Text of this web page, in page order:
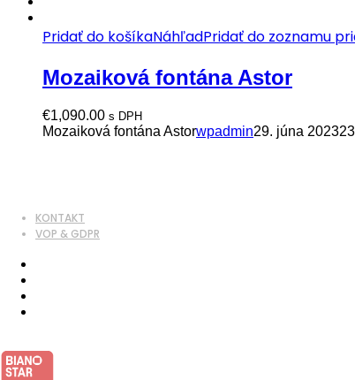
Pridať do košíkaNáhľadPridať do zoznamu
Mozaiková fontána Astor
€1,090.00 s DPH
Mozaiková fontána Astorwpadmin29. júna 2023
KONTAKT
VOP & GDPR